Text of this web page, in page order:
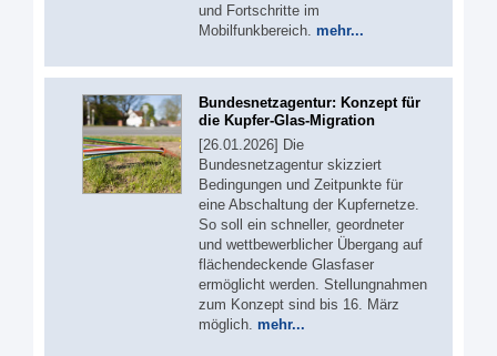
und Fortschritte im
Mobilfunkbereich. mehr...
Bundesnetzagentur: Konzept für
die Kupfer-Glas-Migration
[26.01.2026] Die
Bundesnetzagentur skizziert
Bedingungen und Zeitpunkte für
eine Abschaltung der Kupfernetze.
So soll ein schneller, geordneter
und wettbewerblicher Übergang auf
flächendeckende Glasfaser
ermöglicht werden. Stellungnahmen
zum Konzept sind bis 16. März
möglich. mehr...